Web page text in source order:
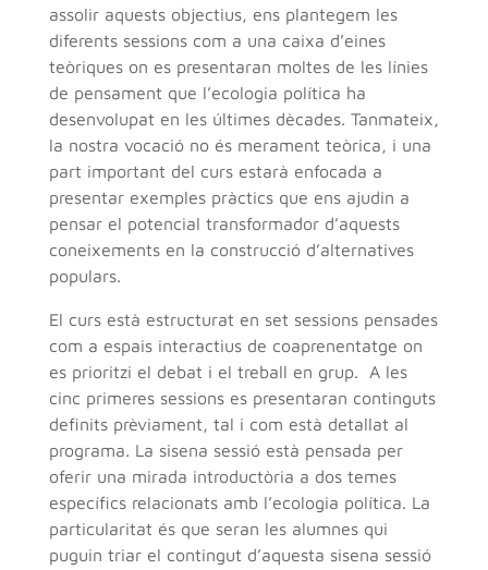
assolir aquests objectius, ens plantegem les
diferents sessions com a una caixa d’eines
teòriques on es presentaran moltes de les línies
de pensament que l’ecologia política ha
desenvolupat en les últimes dècades. Tanmateix,
la nostra vocació no és merament teòrica, i una
part important del curs estarà enfocada a
presentar exemples pràctics que ens ajudin a
pensar el potencial transformador d’aquests
coneixements en la construcció d’alternatives
populars.
El curs està estructurat en set sessions pensades
com a espais interactius de coaprenentatge on
es prioritzi el debat i el treball en grup. A les
cinc primeres sessions es presentaran continguts
definits prèviament, tal i com està detallat al
programa. La sisena sessió està pensada per
oferir una mirada introductòria a dos temes
específics relacionats amb l’ecologia política. La
particularitat és que seran les alumnes qui
puguin triar el contingut d’aquesta sisena sessió